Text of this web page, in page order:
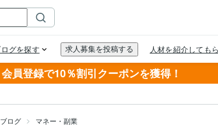
会員登録で10％割引クーポンを獲得！
ブログ マネー・副業